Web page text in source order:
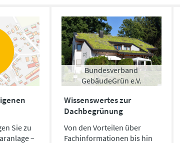
Sie zu
–
Bundesverband
GebäudeGrün e.V.
Wissenswertes zur
Dachbegrünung
Von den Vorteilen über
Fachinformationen bis hin